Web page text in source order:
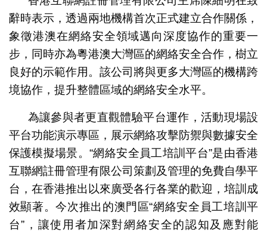
辭時表示，透過兩地機構首次正式建立合作關係，
象徵港澳在網絡安全領域邁向深度協作的重要一
步，同時亦為粵港澳大灣區的網絡安全合作，樹立
良好的示範作用。該公司將與更多大灣區的機構跨
境協作，提升整體區域的網絡安全水平。
為讓參與者更直觀體驗平台運作，活動現場設
平台功能演示專區，展示網絡攻擊防禦與數據安全
保護模擬場景。“網絡安全員工培訓平台”是由香港
互聯網註冊管理有限公司策劃及管理的免費自學平
台，在香港推出以來廣受各行各業的歡迎，培訓成
效顯著。今次推出的澳門區“網絡安全員工培訓平
台”，讓使用者加深對網絡安全的認知及應對能